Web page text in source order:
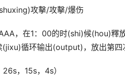
攻擊/攻擊/爆伤
，在1：00的时(shi)候(hou)釋
循环输出(output)，放出第四
，15s，4s）